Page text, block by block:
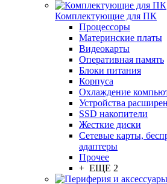
Комплектующие для ПК
Процессоры
Материнские платы
Видеокарты
Оперативная память
Блоки питания
Корпуса
Охлаждение
Устройства
SSD накопители
Жесткие диски
Сетевые карты,
адаптеры
Прочее
+ ЕЩЕ 2